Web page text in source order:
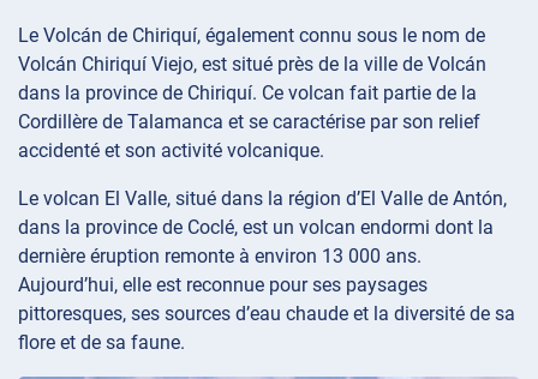
Le Volcán de Chiriquí, également connu sous le nom de
Volcán Chiriquí Viejo, est situé près de la ville de Volcán
dans la province de Chiriquí. Ce volcan fait partie de la
Cordillère de Talamanca et se caractérise par son relief
accidenté et son activité volcanique.
Le volcan El Valle, situé dans la région d’El Valle de Antón,
dans la province de Coclé, est un volcan endormi dont la
dernière éruption remonte à environ 13 000 ans.
Aujourd’hui, elle est reconnue pour ses paysages
pittoresques, ses sources d’eau chaude et la diversité de sa
flore et de sa faune.